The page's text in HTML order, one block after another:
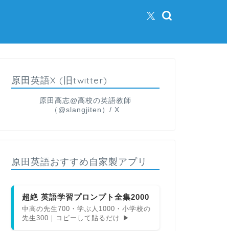
原田英語X (旧twitter)
原田高志@高校の英語教師
（@slangjiten）/ X
原田英語おすすめ自家製アプリ
超絶 英語学習プロンプト全集2000
中高の先生700・学ぶ人1000・小学校の
先生300｜コピーして貼るだけ ▶